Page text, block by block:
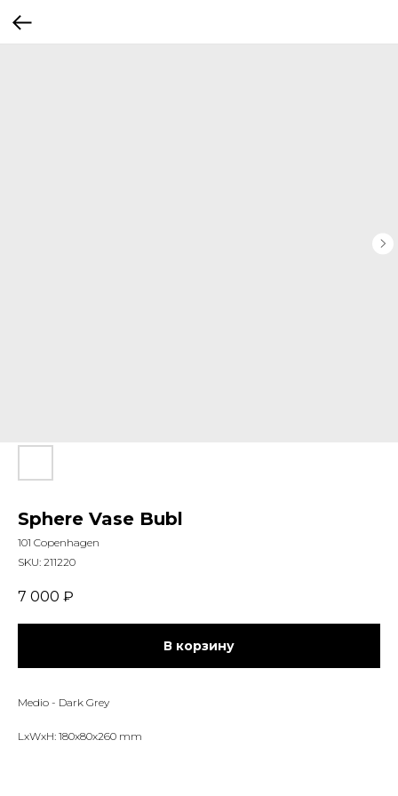
Sphere Vase Bubl
101 Copenhagen
SKU: 211220
7 000 ₽
В корзину
Medio - Dark Grey
LxWxH: 180x80x260 mm